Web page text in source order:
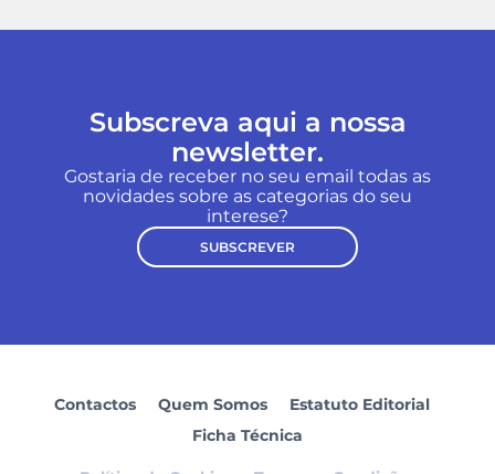
Subscreva aqui a nossa
newsletter.
Gostaria de receber no seu email todas as
novidades sobre as categorias do seu
interese?
SUBSCREVER
Contactos Quem Somos
Estatuto Editorial
Ficha Técnica